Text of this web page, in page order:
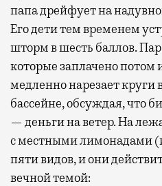
папа дрейфует на
Его дети тем временем
шторм в шесть баллов.
которые заплачено потом
медленно нарезает круги
бассейне, обсуждая, что
— деньги на ветер. На
с местными лимонадами
пяти видов, и они
вечной темой: